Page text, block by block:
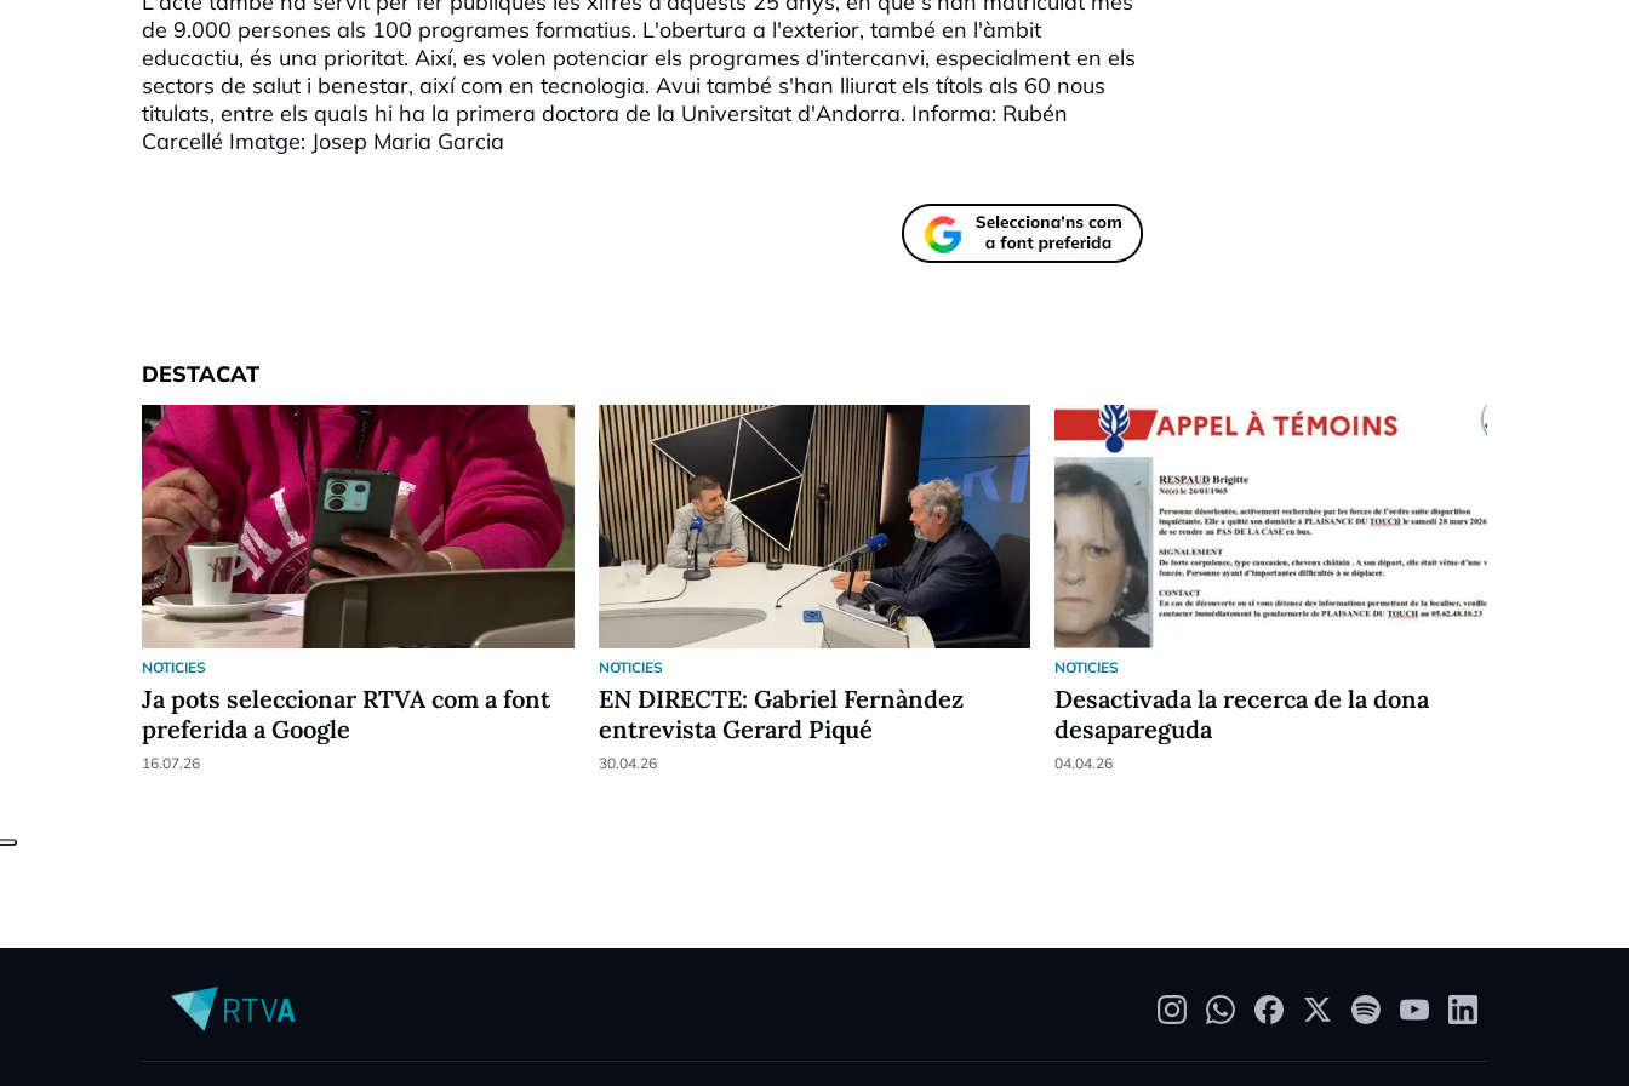
de 9.000 persones als 100 programes formatius. L'obertura a l'exterior, també en l'àmbit
educactiu, és una prioritat. Així, es volen potenciar els programes d'intercanvi, especialment en els
sectors de salut i benestar, així com en tecnologia. Avui també s'han lliurat els títols als 60 nous
titulats, entre els quals hi ha la primera doctora de la Universitat d'Andorra. Informa: Rubén
Carcellé Imatge: Josep Maria Garcia
DESTACAT
NOTICIES
Ja pots seleccionar RTVA com a font
preferida a Google
16.07.26
NOTICIES
EN DIRECTE: Gabriel Fernàndez
entrevista Gerard Piqué
30.04.26
NOTICIES
Desactivada la recerca de la dona
desapareguda
04.04.26